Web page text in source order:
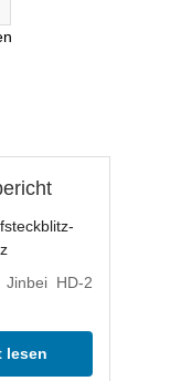
HD-2
lesen